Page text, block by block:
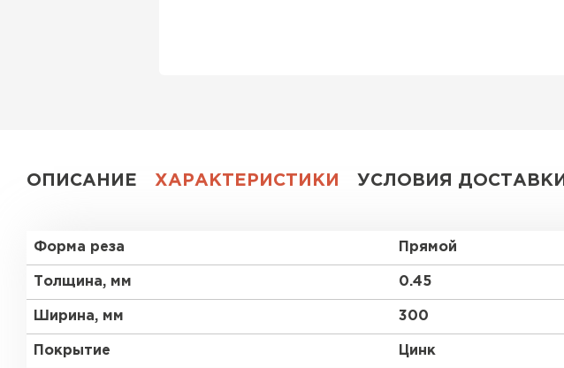
ОПИСАНИЕ ХАРАКТЕРИСТИКИ УСЛОВИЯ ДОСТАВКИ
Форма реза Прямой
Толщина, мм 0.45
Ширина, мм 300
Покрытие Цинк